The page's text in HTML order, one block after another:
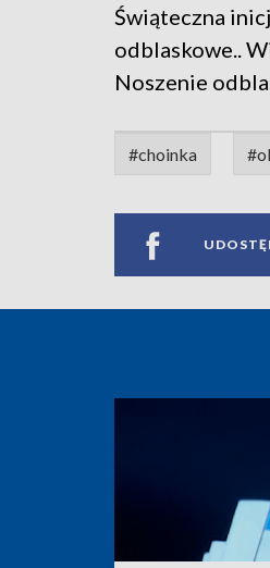
Świąteczna
odblaskowe..
Noszenie
#choinka